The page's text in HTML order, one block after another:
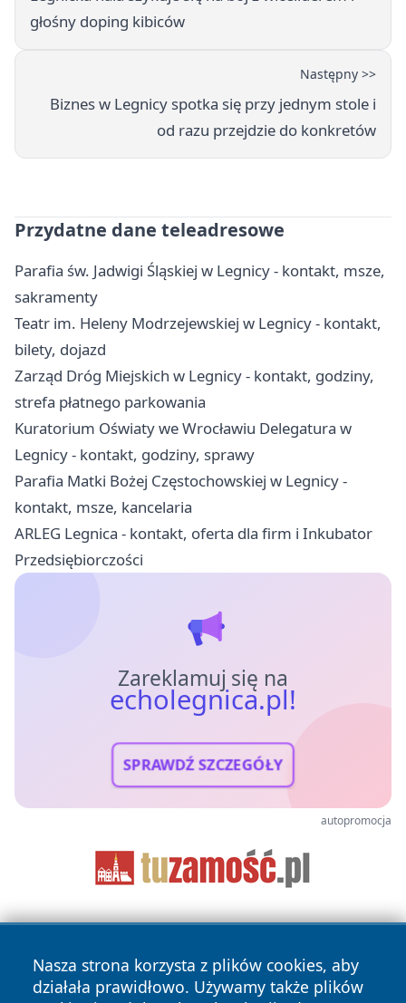
głośny doping kibiców
Następny >>
Biznes w Legnicy spotka się przy jednym stole i
od razu przejdzie do konkretów
Przydatne dane teleadresowe
Parafia św. Jadwigi Śląskiej w Legnicy - kontakt, msze,
sakramenty
Teatr im. Heleny Modrzejewskiej w Legnicy - kontakt,
bilety, dojazd
Zarząd Dróg Miejskich w Legnicy - kontakt, godziny,
strefa płatnego parkowania
Kuratorium Oświaty we Wrocławiu Delegatura w
Legnicy - kontakt, godziny, sprawy
Parafia Matki Bożej Częstochowskiej w Legnicy -
kontakt, msze, kancelaria
ARLEG Legnica - kontakt, oferta dla firm i Inkubator
Przedsiębiorczości
Zareklamuj się na
echolegnica.pl!
SPRAWDŹ SZCZEGÓŁY
autopromocja
Nasza strona korzysta z plików cookies, aby
działała prawidłowo. Używamy także plików